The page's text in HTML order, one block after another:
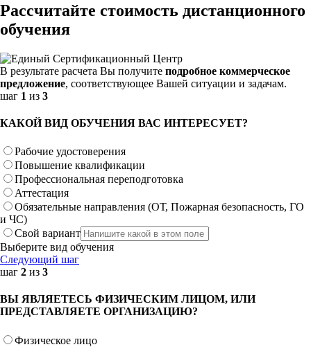
Рассчитайте стоимость дистанционного
обучения
В результате расчета Вы получите подробное коммерческое
предложение, соответствующее Вашей ситуации и задачам.
шаг 1 из 3
КАКОЙ ВИД ОБУЧЕНИЯ ВАС ИНТЕРЕСУЕТ?
Рабочие удостоверения
Повышение квалификации
Профессиональная переподготовка
Аттестация
Обязательные направления (ОТ, Пожарная безопасность, ГО
и ЧС)
Свой вариант
Выберите вид обучения
Следующий шаг
шаг 2 из 3
ВЫ ЯВЛЯЕТЕСЬ ФИЗИЧЕСКИМ ЛИЦОМ, ИЛИ
ПРЕДСТАВЛЯЕТЕ ОРГАНИЗАЦИЮ?
Физическое лицо